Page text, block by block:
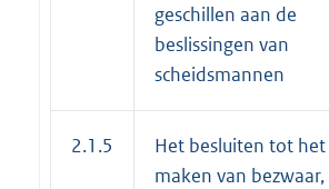
geschillen aan de
beslissingen van
scheidsmannen
2.1.5
Het besluiten tot het
maken van bezwaar,